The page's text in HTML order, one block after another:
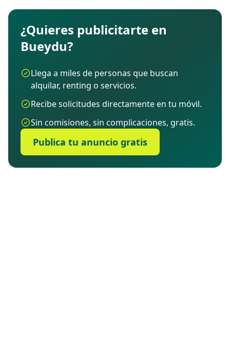
¿Quieres publicitarte en
Bueydu?
Llega a miles de personas que buscan
alquilar, renting o servicios.
Recibe solicitudes directamente en tu móvil.
Sin comisiones, sin complicaciones, gratis.
Publica tu anuncio gratis